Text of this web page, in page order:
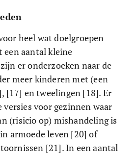
heel wat doelgroepen
een aantal kleine
er onderzoeken naar de
meer kinderen met (een
[17] en tweelingen [18]. Er
voor gezinnen waar
(risicio op) mishandeling is
armoede leven [20] of
[21]. In een aantal